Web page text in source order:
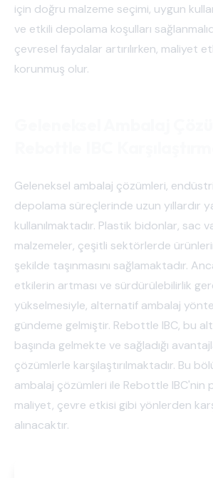
için doğru malzeme seçimi, uygun
ve etkili depolama koşulları
çevresel faydalar artırılırken, maliyet
korunmuş olur.
Geleneksel ambalaj çözümleri,
depolama süreçlerinde uzun yıllardır
kullanılmaktadır. Plastik bidonlar, sac
malzemeler, çeşitli sektörlerde
şekilde taşınmasını sağlamaktadır.
etkilerin artması ve sürdürülebilirlik
yükselmesiyle, alternatif ambalaj
gündeme gelmiştir. Rebottle IBC, bu
başında gelmekte ve sağladığı
çözümlerle karşılaştırılmaktadır. Bu
ambalaj çözümleri ile Rebottle IBC'nin
maliyet, çevre etkisi gibi yönlerden
alınacaktır.